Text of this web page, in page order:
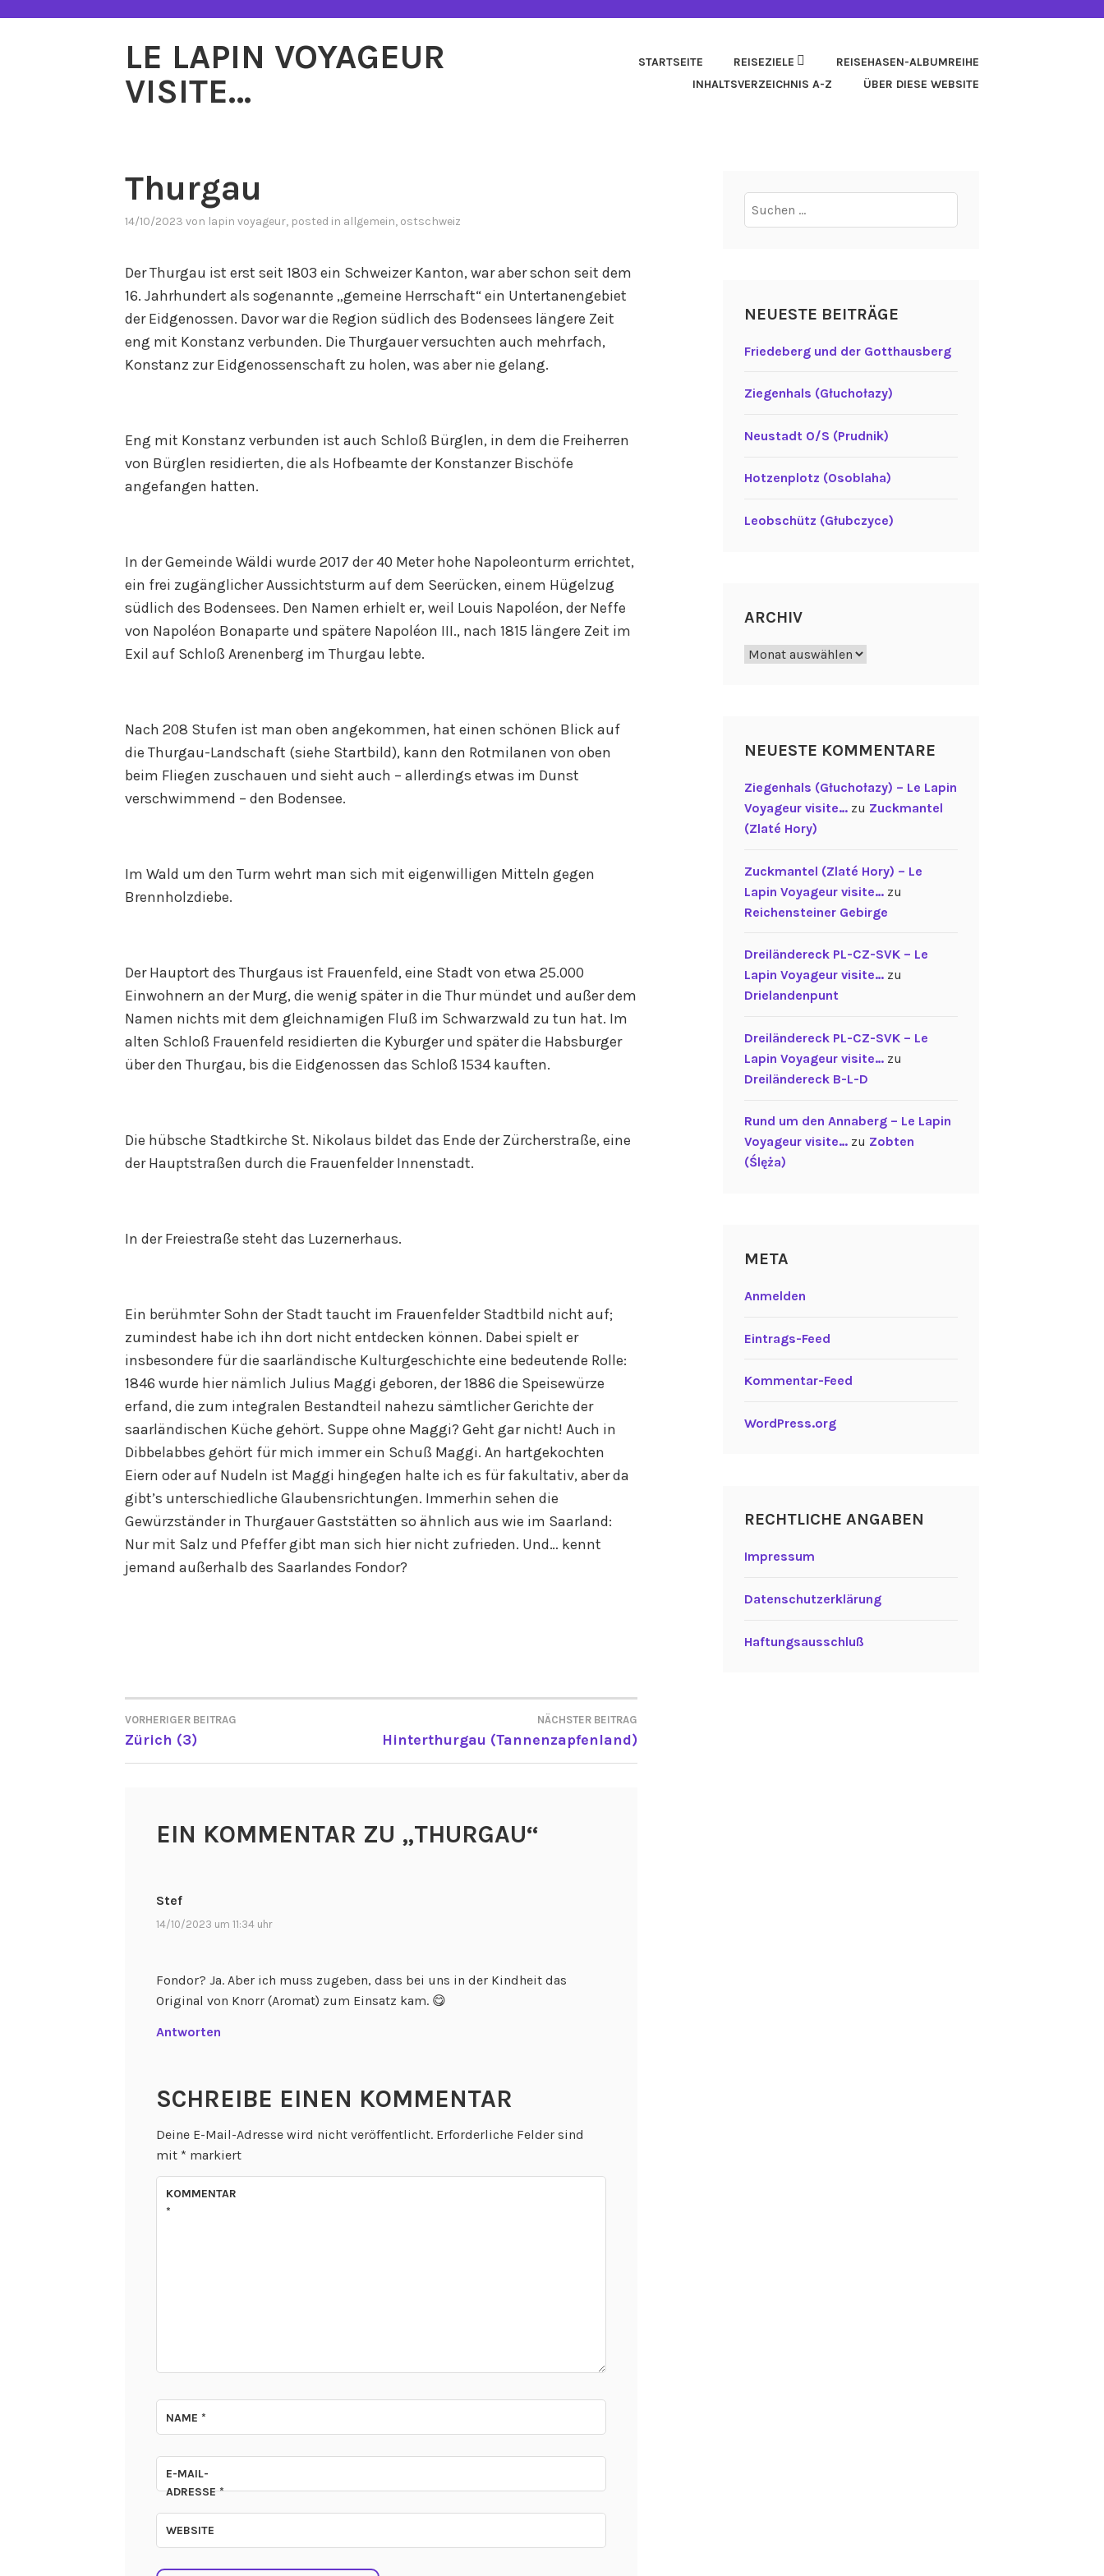
LE LAPIN VOYAGEUR
VISITE…
STARTSEITE REISEZIELE
REISEHASEN-ALBUMREIHE
INHALTSVERZEICHNIS A-Z
ÜBER DIESE WEBSITE
Thurgau
14/10/2023 von lapin voyageur, posted in allgemein, ostschweiz
Der Thurgau ist erst seit 1803 ein Schweizer Kanton, war aber schon seit dem
16. Jahrhundert als sogenannte „gemeine Herrschaft“ ein Untertanengebiet
der Eidgenossen. Davor war die Region südlich des Bodensees längere Zeit
eng mit Konstanz verbunden. Die Thurgauer versuchten auch mehrfach,
Konstanz zur Eidgenossenschaft zu holen, was aber nie gelang.
Eng mit Konstanz verbunden ist auch Schloß Bürglen, in dem die Freiherren
von Bürglen residierten, die als Hofbeamte der Konstanzer Bischöfe
angefangen hatten.
In der Gemeinde Wäldi wurde 2017 der 40 Meter hohe Napoleonturm errichtet,
ein frei zugänglicher Aussichtsturm auf dem Seerücken, einem Hügelzug
südlich des Bodensees. Den Namen erhielt er, weil Louis Napoléon, der Neffe
von Napoléon Bonaparte und spätere Napoléon III., nach 1815 längere Zeit im
Exil auf Schloß Arenenberg im Thurgau lebte.
Nach 208 Stufen ist man oben angekommen, hat einen schönen Blick auf
die Thurgau-Landschaft (siehe Startbild), kann den Rotmilanen von oben
beim Fliegen zuschauen und sieht auch – allerdings etwas im Dunst
verschwimmend – den Bodensee.
Im Wald um den Turm wehrt man sich mit eigenwilligen Mitteln gegen
Brennholzdiebe.
Der Hauptort des Thurgaus ist Frauenfeld, eine Stadt von etwa 25.000
Einwohnern an der Murg, die wenig später in die Thur mündet und außer dem
Namen nichts mit dem gleichnamigen Fluß im Schwarzwald zu tun hat. Im
alten Schloß Frauenfeld residierten die Kyburger und später die Habsburger
über den Thurgau, bis die Eidgenossen das Schloß 1534 kauften.
Die hübsche Stadtkirche St. Nikolaus bildet das Ende der Zürcherstraße, eine
der Hauptstraßen durch die Frauenfelder Innenstadt.
In der Freiestraße steht das Luzernerhaus.
Ein berühmter Sohn der Stadt taucht im Frauenfelder Stadtbild nicht auf;
zumindest habe ich ihn dort nicht entdecken können. Dabei spielt er
insbesondere für die saarländische Kulturgeschichte eine bedeutende Rolle:
1846 wurde hier nämlich Julius Maggi geboren, der 1886 die Speisewürze
erfand, die zum integralen Bestandteil nahezu sämtlicher Gerichte der
saarländischen Küche gehört. Suppe ohne Maggi? Geht gar nicht! Auch in
Dibbelabbes gehört für mich immer ein Schuß Maggi. An hartgekochten
Eiern oder auf Nudeln ist Maggi hingegen halte ich es für fakultativ, aber da
gibt’s unterschiedliche Glaubensrichtungen. Immerhin sehen die
Gewürzständer in Thurgauer Gaststätten so ähnlich aus wie im Saarland:
Nur mit Salz und Pfeffer gibt man sich hier nicht zufrieden. Und… kennt
jemand außerhalb des Saarlandes Fondor?
BEITRAGSNAVIGATION
VORHERIGER BEITRAG
Zürich (3)
NÄCHSTER BEITRAG
Hinterthurgau (Tannenzapfenland)
EIN KOMMENTAR ZU „THURGAU“
Stef
14/10/2023 um 11:34 uhr
Fondor? Ja. Aber ich muss zugeben, dass bei uns in der Kindheit das
Original von Knorr (Aromat) zum Einsatz kam. 😋
Antworten
SCHREIBE EINEN KOMMENTAR
Deine E-Mail-Adresse wird nicht veröffentlicht. Erforderliche Felder sind
mit * markiert
KOMMENTAR
*
NAME *
E-MAIL-
ADRESSE*
WEBSITE
Suchen
nach:
NEUESTE BEITRÄGE
Friedeberg und der Gotthausberg
Ziegenhals (Głuchołazy)
Neustadt O/S (Prudnik)
Hotzenplotz (Osoblaha)
Leobschütz (Głubczyce)
ARCHIV
Archiv
NEUESTE KOMMENTARE
Ziegenhals (Głuchołazy) – Le Lapin
Voyageur visite…zu Zuckmantel
(Zlaté Hory)
Zuckmantel (Zlaté Hory) – Le
Lapin Voyageur visite…zu
Reichensteiner Gebirge
Dreiländereck PL-CZ-SVK – Le
Lapin Voyageur visite…zu
Drielandenpunt
Dreiländereck PL-CZ-SVK – Le
Lapin Voyageur visite…zu
Dreiländereck B-L-D
Rund um den Annaberg – Le Lapin
Voyageur visite…zu Zobten
(Ślęża)
META
Anmelden
Eintrags-Feed
Kommentar-Feed
WordPress.org
RECHTLICHE ANGABEN
Impressum
Datenschutzerklärung
Haftungsausschluß